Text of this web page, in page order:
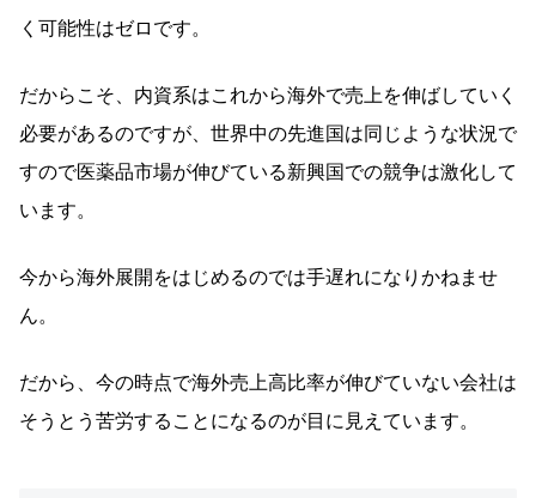
く可能性はゼロです。
だからこそ、内資系はこれから海外で売上を伸ばしていく
必要があるのですが、世界中の先進国は同じような状況で
すので医薬品市場が伸びている新興国での競争は激化して
います。
今から海外展開をはじめるのでは手遅れになりかねませ
ん。
だから、今の時点で海外売上高比率が伸びていない会社は
そうとう苦労することになるのが目に見えています。